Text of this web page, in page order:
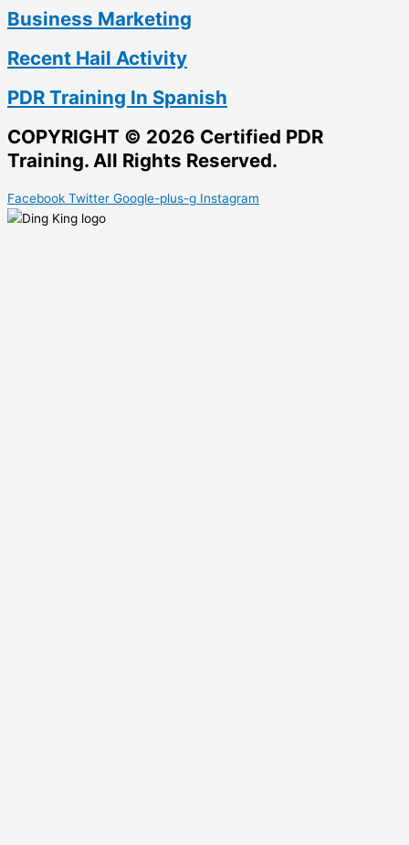
Business Marketing
Recent Hail Activity
PDR Training In Spanish
COPYRIGHT © 2026 Certified PDR
Training. All Rights Reserved.
Facebook Twitter Google-plus-g Instagram